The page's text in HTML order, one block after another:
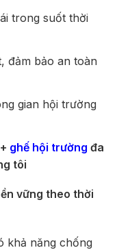
trong suốt thời
đảm bảo an toàn
gian hội trường
ghế hội trường đa
tôi
vững theo thời
khả năng chống